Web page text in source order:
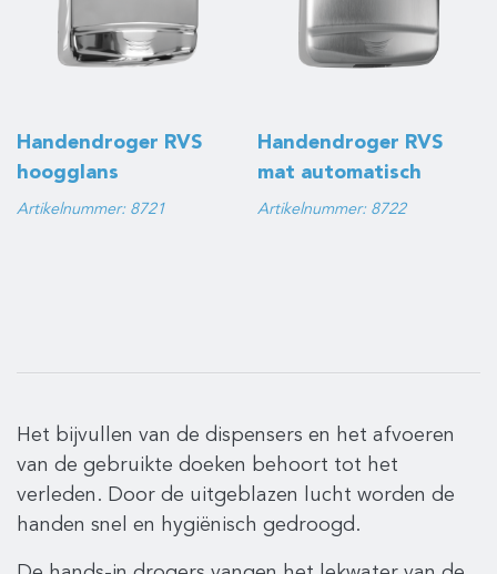
Handendroger RVS
hoogglans
automatisch
Artikelnummer: 8721
Handendroger RVS
mat automatisch
Artikelnummer: 8722
Het bijvullen van de dispensers en het afvoeren
van de gebruikte doeken behoort tot het
verleden. Door de uitgeblazen lucht worden de
handen snel en hygiënisch gedroogd.